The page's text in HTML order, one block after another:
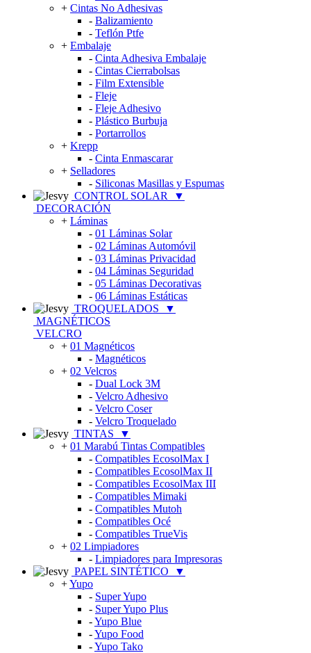
+ Cintas No Adhesivas
- Balizamiento
- Teflón Ptfe
+ Embalaje
- Cinta Adhesiva Embalaje
- Cintas Cierrabolsas
- Film Extensible
- Fleje
- Fleje Adhesivo
- Plástico Burbuja
- Portarrollos
+ Krepp
- Cinta Enmascarar
+ Selladores
- Siliconas Masillas y Espumas
CONTROL SOLAR
▼
DECORACIÓN
+ Láminas
- 01 Láminas Solar
- 02 Láminas Automóvil
- 03 Láminas Privacidad
- 04 Láminas Seguridad
- 05 Láminas Decorativas
- 06 Láminas Estáticas
TROQUELADOS
▼
MAGNÉTICOS
VELCRO
+ 01 Magnéticos
- Magnéticos
+ 02 Velcros
- Dual Lock 3M
- Velcro Adhesivo
- Velcro Coser
- Velcro Troquelado
TINTAS
▼
+ 01 Marabú Tintas Compatibles
- Compatibles EcosolMax I
- Compatibles EcosolMax II
- Compatibles EcosolMax III
- Compatibles Mimaki
- Compatibles Mutoh
- Compatibles Océ
- Compatibles TrueVis
+ 02 Limpiadores
- Limpiadores para Impresoras
PAPEL SINTÉTICO
▼
+Yupo
- Super Yupo
- Super Yupo Plus
-Yupo Blue
-Yupo Food
-Yupo Tako